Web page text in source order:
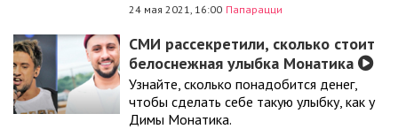
24 мая 2021, 16:00 Папарацци
СМИ рассекретили, сколько стоит
белоснежная улыбка Монатика
Узнайте, сколько понадобится денег,
чтобы сделать себе такую улыбку, как у
Димы Монатика.